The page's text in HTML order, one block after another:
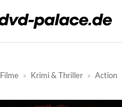
Filme » Krimi & Thriller » Action